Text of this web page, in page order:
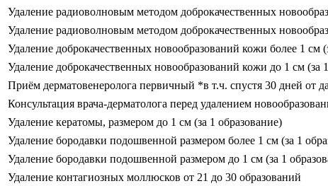
Удаление радиоволновым методом доброкачественных
Удаление радиоволновым методом доброкачественных
Удаление доброкачественных новообразований кожи более 1 см
Удаление доброкачественных новообразований кожи до 1 см (за
Приём дерматовенеролога первичный *в т.ч. спустя 30 дней от
Консультация врача-дерматолога перед удалением
Удаление кератомы, размером до 1 см (за 1 образование)
Удаление бородавки подошвенной размером более 1 см (за 1
Удаление бородавки подошвенной размером до 1 см (за 1
Удаление контагиозных моллюсков от 21 до 30 образований